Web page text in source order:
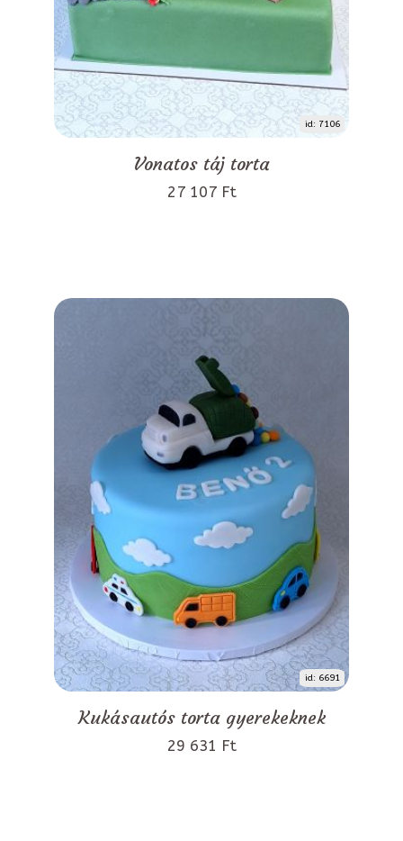
id: 7106
Vonatos táj torta
27 107 Ft
id: 6691
Kukásautós torta gyerekeknek
29 631 Ft